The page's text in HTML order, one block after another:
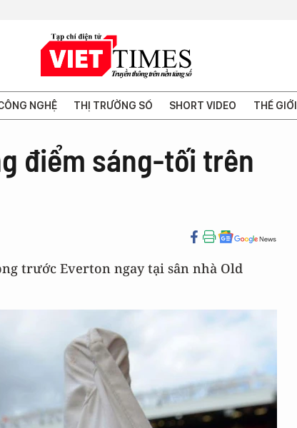
NGHỆ THỊ TRƯỜNG SỐ SHORT VIDEO THẾ GIỚI
điểm sáng-tối trên
trước Everton ngay tại sân nhà Old